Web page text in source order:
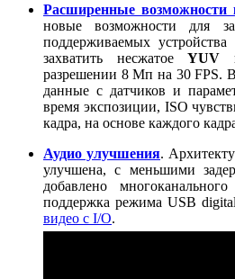
Расширенные возможности
новые возможности для
поддерживаемых
захватить несжатоеYUV
разрешении 8 Мп на 30 FPS.
данные с датчиков и
время экспозиции, ISO
кадра, на основе каждого
Аудио улучшения.
улучшена, с меньшими
добавлено
поддержка режима USB
видео с I/O.